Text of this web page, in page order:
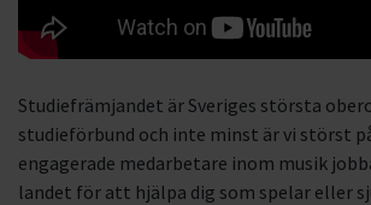
Musikakuten
Musikloppis
Nemis
Studiefrämjandet är Sveriges största
studieförbund och inte minst är vi störst
engagerade medarbetare inom musik
landet för att hjälpa dig som spelar eller